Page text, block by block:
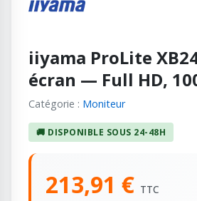
iiyama ProLite
écran — Full HD,
Catégorie : Moniteur
🚚 DISPONIBLE SOUS 24-48H
213,91 € TTC